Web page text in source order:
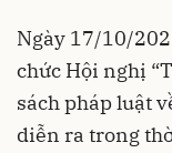
Ngày 17/10/
chức Hội nghị
sách pháp luật
diễn ra trong